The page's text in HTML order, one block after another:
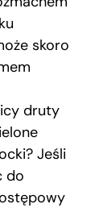
skoro
druty
Jeśli
do